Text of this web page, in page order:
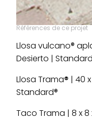
Références de ce projet
Llosa vulcano®
Desierto |
Llosa Trama® | 40
Standard®
Taco Trama | 8 x